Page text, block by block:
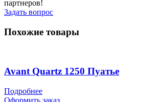
партнеров!
Задать вопрос
Похожие товары
Avant Quartz 1250 Пуатье
Подробнее
Оформить заказ